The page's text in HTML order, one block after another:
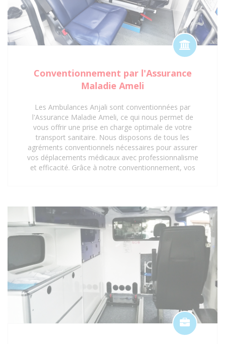
Conventionnement par l'Assurance
Maladie Ameli
Les Ambulances Anjali sont conventionnées par
l'Assurance Maladie Ameli, ce qui nous permet de
vous offrir une prise en charge optimale de votre
transport sanitaire. Nous disposons de tous les
agréments conventionnels nécessaires pour assurer
vos déplacements médicaux avec professionnalisme
et efficacité. Grâce à notre conventionnement, vos
supplémentaire. Faites confiance aux Ambulances
Anjali pour un service de transport sanitaire
conventionné et de qualité à Saint-Denis 93 et ses
environs.